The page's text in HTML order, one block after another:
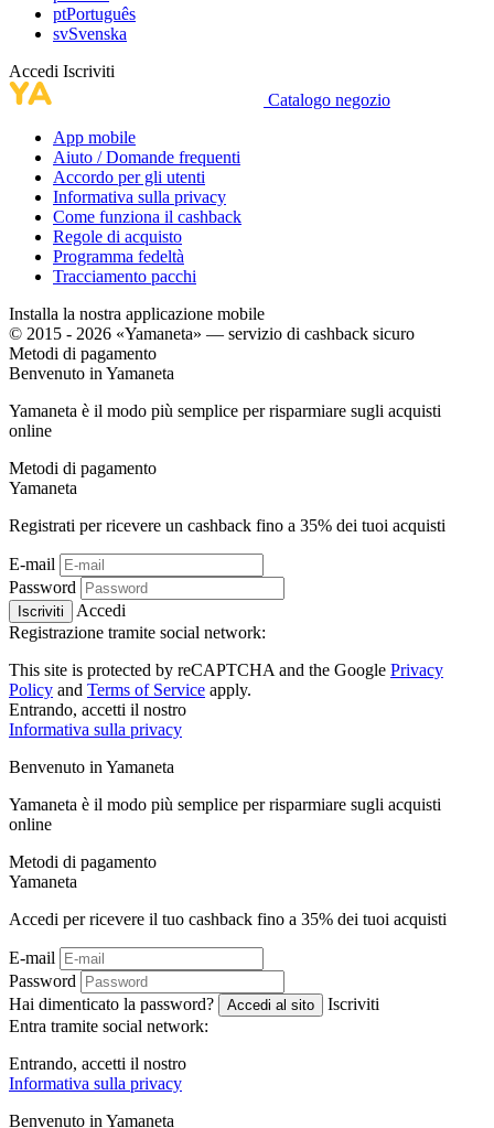
ptPortuguês
svSvenska
Accedi Iscriviti
Catalogo negozio
App mobile
Aiuto / Domande frequenti
Accordo per gli utenti
Informativa sulla privacy
Come funziona il cashback
Regole di acquisto
Programma fedeltà
Tracciamento pacchi
Installa la nostra applicazione mobile
© 2015 - 2026 «Yamaneta» — servizio di cashback sicuro
Metodi di pagamento
Benvenuto in Yamaneta
Yamaneta è il modo più semplice per risparmiare sugli acquisti
online
Metodi di pagamento
Yamaneta
Registrati per ricevere un cashback fino a 35% dei tuoi acquisti
E-mail
Password
Iscriviti
Accedi
Registrazione tramite social network:
This site is protected by reCAPTCHA and the Google Privacy
Policy and Terms of Service apply.
Entrando, accetti il ​​nostro
Informativa sulla privacy
Benvenuto in Yamaneta
Yamaneta è il modo più semplice per risparmiare sugli acquisti
online
Metodi di pagamento
Yamaneta
Accedi per ricevere il tuo cashback fino a 35% dei tuoi acquisti
E-mail
Password
Hai dimenticato la password?
Accedi al sito
Iscriviti
Entra tramite social network:
Entrando, accetti il ​​nostro
Informativa sulla privacy
Benvenuto in Yamaneta